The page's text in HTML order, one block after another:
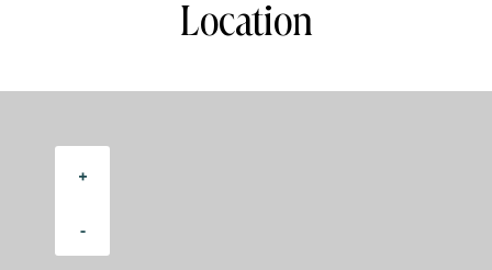
met BTW belaste prestaties te verrichten in het gehuurde.
Standaard ROZ huurovereenkomst, model 2015
Voorbehoud:
Deze informatie is geheel vrijblijvend en houdt slecht een
overeenkomst kan pas tot stand komen na schriftelijke
instemming van onze opdrachtgevers.
Location
+
-